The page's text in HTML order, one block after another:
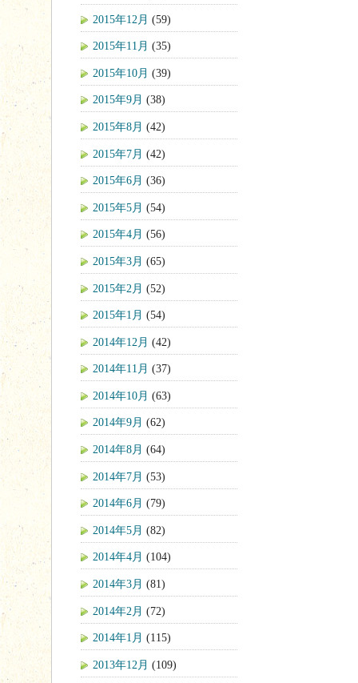
2015年12月 (59)
2015年11月 (35)
2015年10月 (39)
2015年9月 (38)
2015年8月 (42)
2015年7月 (42)
2015年6月 (36)
2015年5月 (54)
2015年4月 (56)
2015年3月 (65)
2015年2月 (52)
2015年1月 (54)
2014年12月 (42)
2014年11月 (37)
2014年10月 (63)
2014年9月 (62)
2014年8月 (64)
2014年7月 (53)
2014年6月 (79)
2014年5月 (82)
2014年4月 (104)
2014年3月 (81)
2014年2月 (72)
2014年1月 (115)
2013年12月 (109)